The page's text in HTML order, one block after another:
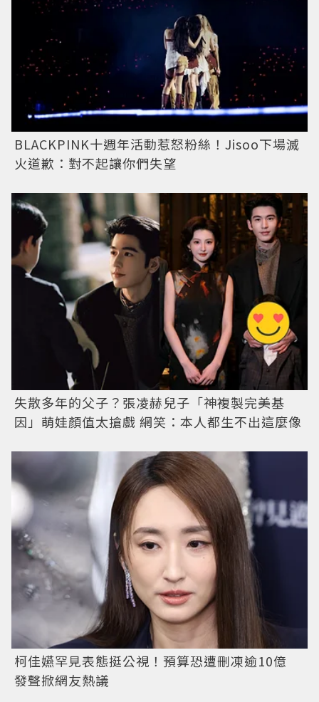
BLACKPINK十週年活動惹怒粉絲！Jisoo下場滅
火道歉：對不起讓你們失望
失散多年的父子？張凌赫兒子「神複製完美基
因」萌娃顏值太搶戲 網笑：本人都生不出這麼像
柯佳嬿罕見表態挺公視！預算恐遭刪凍逾10億
發聲掀網友熱議